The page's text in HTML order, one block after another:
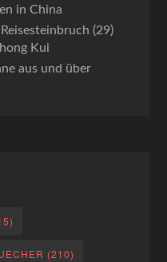
in China
(29)
Kui
aus und über
(210)